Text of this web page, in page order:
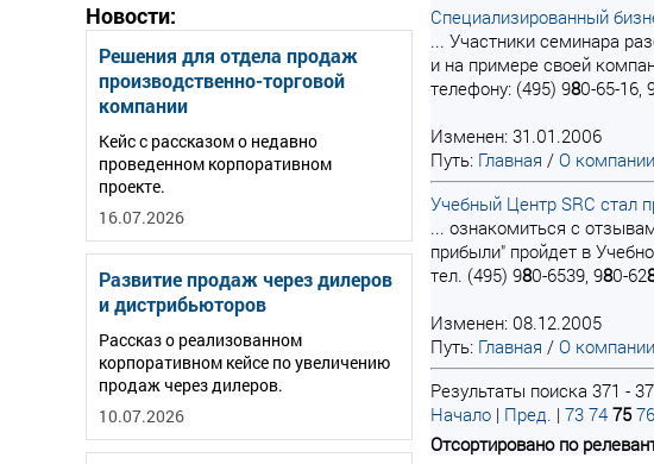
Новости:
Решения для отдела продаж
производственно-торговой
компании
Кейс с рассказом о недавно
проведенном корпоративном
проекте.
16.07.2026
Развитие продаж через дилеров
и дистрибьюторов
Рассказ о реализованном
корпоративном кейсе по увеличению
продаж через дилеров.
10.07.2026
Специализированный
... Участники семинара
и на примере своей
телефону: (495) 980-65-16,
Изменен: 31.01.2006
Путь: Главная / О компании
Учебный Центр SRC стал
... ознакомиться с
прибыли" пройдет в
тел. (495) 980-6539, 980-62
Изменен: 08.12.2005
Путь: Главная / О компании
Результаты поиска 371 -
Начало | Пред. | 73 74 75 76
Отсортировано по